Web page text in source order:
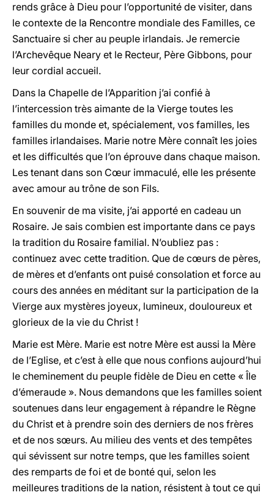
rends grâce à Dieu pour l’opportunité de visiter, dans
le contexte de la Rencontre mondiale des Familles, ce
Sanctuaire si cher au peuple irlandais. Je remercie
l’Archevêque Neary et le Recteur, Père Gibbons, pour
leur cordial accueil.
Dans la Chapelle de l’Apparition j’ai confié à
l’intercession très aimante de la Vierge toutes les
familles du monde et, spécialement, vos familles, les
familles irlandaises. Marie notre Mère connaît les joies
et les difficultés que l’on éprouve dans chaque maison.
Les tenant dans son Cœur immaculé, elle les présente
avec amour au trône de son Fils.
En souvenir de ma visite, j’ai apporté en cadeau un
Rosaire. Je sais combien est importante dans ce pays
la tradition du Rosaire familial. N’oubliez pas :
continuez avec cette tradition. Que de cœurs de pères,
de mères et d’enfants ont puisé consolation et force au
cours des années en méditant sur la participation de la
Vierge aux mystères joyeux, lumineux, douloureux et
glorieux de la vie du Christ !
Marie est Mère. Marie est notre Mère est aussi la Mère
de l’Eglise, et c’est à elle que nous confions aujourd’hui
le cheminement du peuple fidèle de Dieu en cette « Île
d’émeraude ». Nous demandons que les familles soient
soutenues dans leur engagement à répandre le Règne
du Christ et à prendre soin des derniers de nos frères
et de nos sœurs. Au milieu des vents et des tempêtes
qui sévissent sur notre temps, que les familles soient
des remparts de foi et de bonté qui, selon les
meilleures traditions de la nation, résistent à tout ce qui